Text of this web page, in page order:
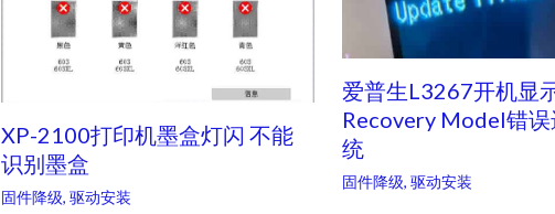
XP-2100打印机墨盒灯闪 不能
识别墨盒
固件降级, 驱动安装
爱普生L3267开机显
Recovery Model错
统
固件降级, 驱动安装